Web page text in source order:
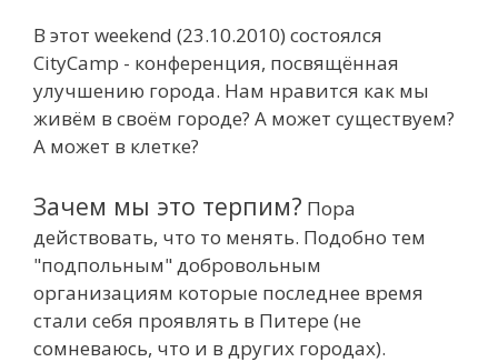
В этот weekend (23.10.2010) состоялся
CityCamp - конференция, посвящённая
улучшению города. Нам нравится как мы
живём в своём городе? А может существуем?
А может в клетке?
Зачем мы это терпим? Пора
действовать, что то менять. Подобно тем
"подпольным" добровольным
организациям которые последнее время
стали себя проявлять в Питере (не
сомневаюсь, что и в других городах).